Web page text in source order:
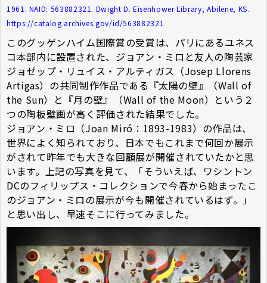
1961. NAID: 563882321. Dwight D. Eisenhower Library, Abilene, KS.
https://catalog.archives.gov/id/563882321
このグッゲンハイム国際賞の受賞は、パリにあるユネス
コ本部内に設置された、ジョアン・ミロと友人の陶芸家
ジョゼップ・リュイス・アルティガス（Josep Llorens
Artigas）の共同制作作品である『太陽の壁』（Wall of
the Sun）と『月の壁』（Wall of the Moon）という２
つの陶板壁画が高く評価された結果でした。
ジョアン・ミロ（Joan Miró：1893-1983）の作品は、
世界によく知られており、日本でもこれまで何回か展示
がされて昨年でも大きな回顧展が開催されていたかと思
います。上記の写真を見て、「そういえば、ワシントン
DCのフィリップス・コレクションで今春から始まったこ
のジョアン・ミロの展示が今も開催されているはず。」
と思い出し、早速そこに行ってみました。